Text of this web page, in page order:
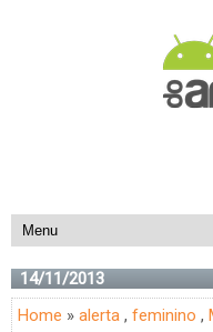
14/11/2013
Home » alerta , feminino ,